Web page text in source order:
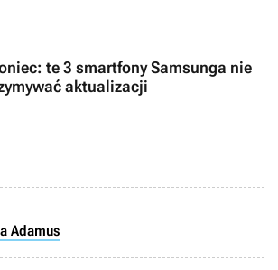
te 3 smartfony Samsunga nie
aktualizacji
Adamus